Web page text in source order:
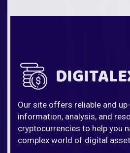
Our site offers reliable and
information, analysis, and
cryptocurrencies to help you
complex world of digital